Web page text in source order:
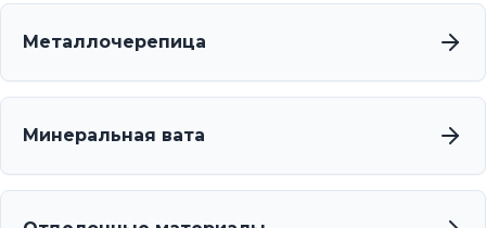
Металлочерепица
Минеральная вата